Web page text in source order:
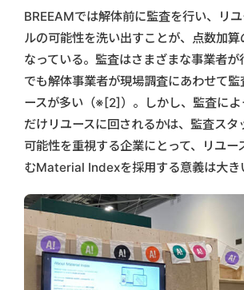
BREEAMでは解体前に監査を行い、リ
ルの可能性を洗い出すことが、点数加算
なっている。監査はさまざまな事業者が
でも解体事業者が現場調査にあわせて監
ースが多い（※[2]）。しかし、監査によ
だけリユースに回されるかは、監査スタ
可能性を重視する企業にとって、リユー
むMaterial Indexを採用する意義は大き